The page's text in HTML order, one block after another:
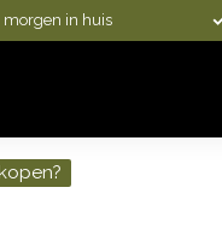
morgen in huis